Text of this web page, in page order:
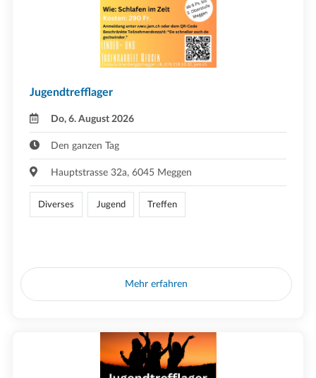
Jugendtrefflager
Do, 6. August 2026
Den ganzen Tag
Hauptstrasse 32a, 6045 Meggen
Diverses Jugend Treffen
Mehr erfahren